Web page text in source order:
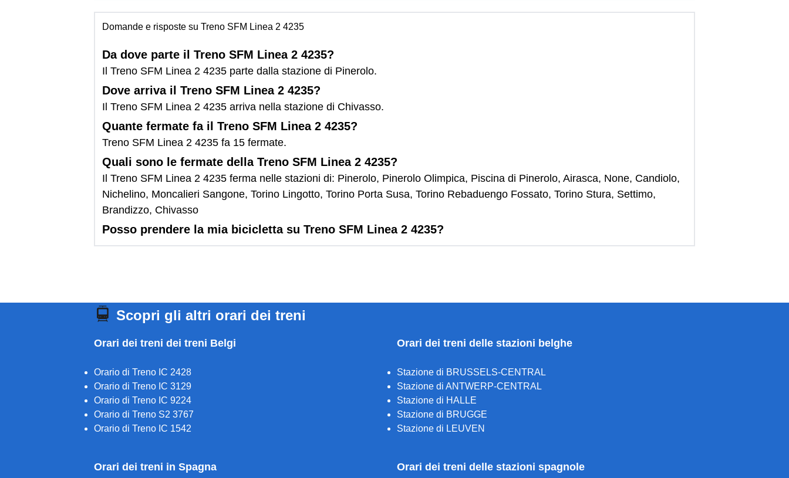
Domande e risposte su Treno SFM Linea 2 4235
Da dove parte il Treno SFM Linea 2 4235?
Il Treno SFM Linea 2 4235 parte dalla stazione di Pinerolo.
Dove arriva il Treno SFM Linea 2 4235?
Il Treno SFM Linea 2 4235 arriva nella stazione di Chivasso.
Quante fermate fa il Treno SFM Linea 2 4235?
Treno SFM Linea 2 4235 fa 15 fermate.
Quali sono le fermate della Treno SFM Linea 2 4235?
Il Treno SFM Linea 2 4235 ferma nelle stazioni di: Pinerolo, Pinerolo Olimpica, Piscina di Pinerolo, Airasca, None, Candiolo,
Nichelino, Moncalieri Sangone, Torino Lingotto, Torino Porta Susa, Torino Rebaduengo Fossato, Torino Stura, Settimo,
Brandizzo, Chivasso
Posso prendere la mia bicicletta su Treno SFM Linea 2 4235?
Scopri gli altri orari dei treni
Orari dei treni dei treni Belgi
Orario di Treno IC 2428
Orario di Treno IC 3129
Orario di Treno IC 9224
Orario di Treno S2 3767
Orario di Treno IC 1542
Orari dei treni delle stazioni belghe
Stazione di BRUSSELS-CENTRAL
Stazione di ANTWERP-CENTRAL
Stazione di HALLE
Stazione di BRUGGE
Stazione di LEUVEN
Orari dei treni in Spagna Orari dei treni delle stazioni spagnole